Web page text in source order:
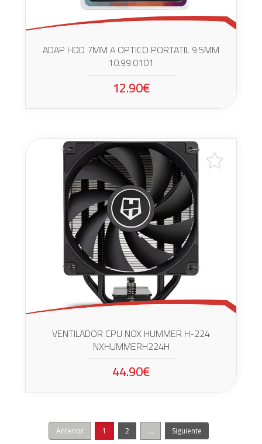
ADAP HDD 7MM A OPTICO PORTATIL 9.5MM
10.99.0101
12.90€
VENTILADOR CPU NOX HUMMER H-224
NXHUMMERH224H
44.90€
Anterior 1 2 ... Siguiente